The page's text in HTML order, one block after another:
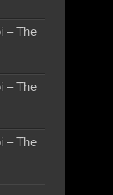
– The
– The
– The